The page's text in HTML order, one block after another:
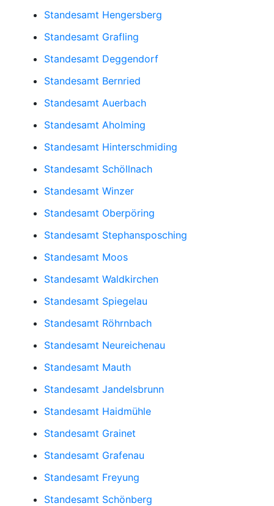
Standesamt Hengersberg
Standesamt Grafling
Standesamt Deggendorf
Standesamt Bernried
Standesamt Auerbach
Standesamt Aholming
Standesamt Hinterschmiding
Standesamt Schöllnach
Standesamt Winzer
Standesamt Oberpöring
Standesamt Stephansposching
Standesamt Moos
Standesamt Waldkirchen
Standesamt Spiegelau
Standesamt Röhrnbach
Standesamt Neureichenau
Standesamt Mauth
Standesamt Jandelsbrunn
Standesamt Haidmühle
Standesamt Grainet
Standesamt Grafenau
Standesamt Freyung
Standesamt Schönberg